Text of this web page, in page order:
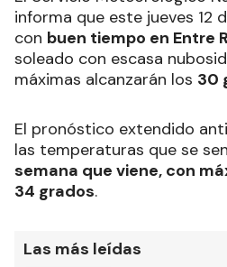
informa que este jueves 12
con buen tiempo en Entre
soleado con escasa
máximas alcanzarán los 30
El pronóstico extendido
las temperaturas que se
semana que viene, con
34 grados.
Las más leídas